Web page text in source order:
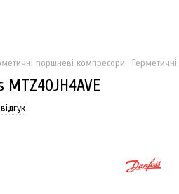
поршневі компресори